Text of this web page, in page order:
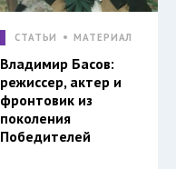
СТАТЬИ МАТЕРИАЛ
Владимир Басов:
режиссер, актер и
фронтовик из
поколения
Победителей